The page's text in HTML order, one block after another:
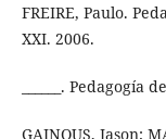
FREIRE, Paulo.
XXI. 2006.
______.
GAINOUS, Jason;